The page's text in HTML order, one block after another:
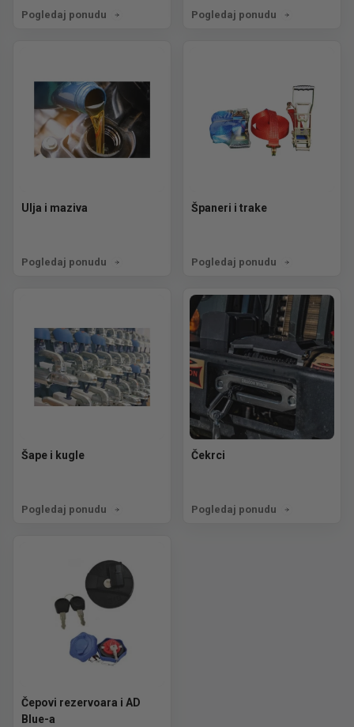
Pogledaj ponudu Pogledaj ponudu
Ulja i maziva
Pogledaj ponudu
Španeri i trake
Pogledaj ponudu
Šape i kugle
Pogledaj ponudu
Čekrci
Pogledaj ponudu
Čepovi rezervoara i AD
Blue-a